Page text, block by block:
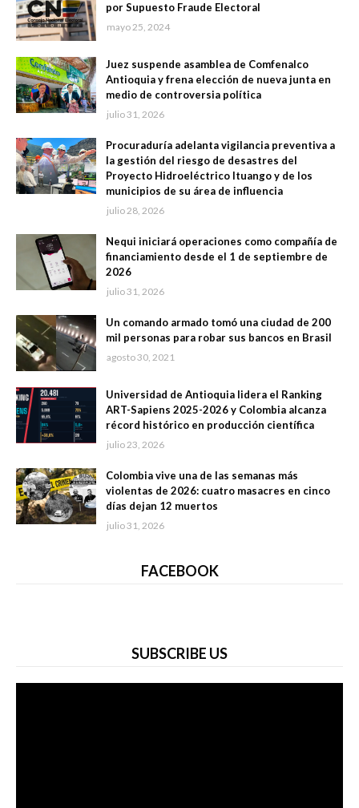
por Supuesto Fraude Electoral
mayo 25, 2024
Juez suspende asamblea de Comfenalco
Antioquia y frena elección de nueva junta en
medio de controversia política
julio 31, 2026
Procuraduría adelanta vigilancia preventiva a
la gestión del riesgo de desastres del
Proyecto Hidroeléctrico Ituango y de los
municipios de su área de influencia
julio 28, 2026
Nequi iniciará operaciones como compañía de
financiamiento desde el 1 de septiembre de
2026
julio 31, 2026
Un comando armado tomó una ciudad de 200
mil personas para robar sus bancos en Brasil
agosto 30, 2021
Universidad de Antioquia lidera el Ranking
ART-Sapiens 2025-2026 y Colombia alcanza
récord histórico en producción científica
julio 23, 2026
Colombia vive una de las semanas más
violentas de 2026: cuatro masacres en cinco
días dejan 12 muertos
julio 31, 2026
FACEBOOK
SUBSCRIBE US